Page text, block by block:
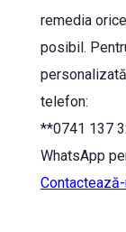
remedia
posibil.
telefon:
**0741 137
WhatsApp